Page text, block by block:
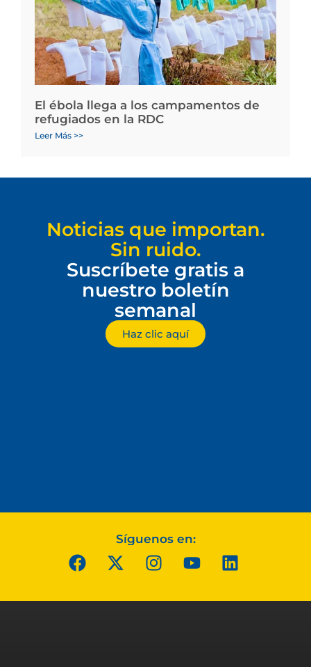
El ébola llega a los campamentos de
refugiados en la RDC
Leer Más >>
Noticias que importan.
Sin ruido.
Suscríbete gratis a
nuestro boletín
semanal
Haz clic aquí
Síguenos en: